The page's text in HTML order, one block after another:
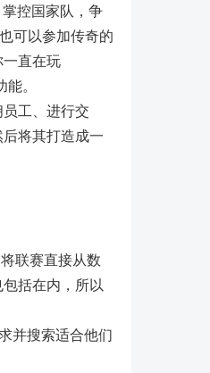
控国家队，争
可以参加传奇的
直在玩
。
工、进行交
将其打造成一
联赛直接从数
括在内，所以
并搜索适合他们